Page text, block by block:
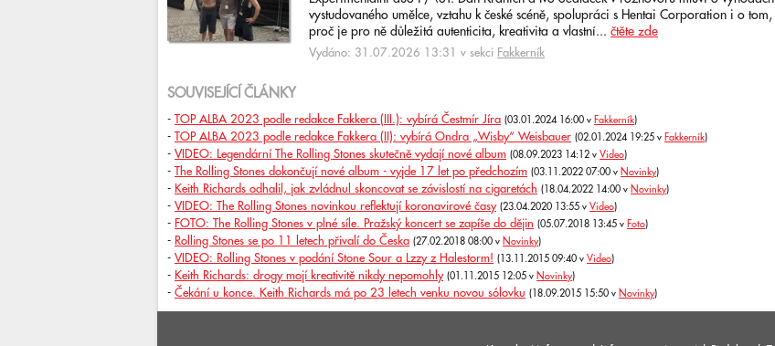
vystudovaného umělce, vztahu k české scéně, spolupráci s Hentai Corporation i o tom,
proč je pro ně důležitá autenticita, kreativita a vlastní... čtěte zde
Vydáno: 31.07.2026 13:31 v sekci Fakkerník
SOUVISEJÍCÍ ČLÁNKY
- TOP ALBA 2023 podle redakce Fakkera (III.): vybírá Čestmír Jíra (03.01.2024 16:00 v Fakkerník)
- TOP ALBA 2023 podle redakce Fakkera (II): vybírá Ondra „Wisby“ Weisbauer (02.01.2024 19:25 v Fakkerník)
- VIDEO: Legendární The Rolling Stones skutečně vydají nové album (08.09.2023 14:12 v Video)
- The Rolling Stones dokončují nové album - vyjde 17 let po předchozím (03.11.2022 07:00 v Novinky)
- Keith Richards odhalil, jak zvládnul skoncovat se závislostí na cigaretách (18.04.2022 14:00 v Novinky)
- VIDEO: The Rolling Stones novinkou reflektují koronavirové časy (23.04.2020 13:55 v Video)
- FOTO: The Rolling Stones v plné síle. Pražský koncert se zapíše do dějin (05.07.2018 13:45 v Foto)
- Rolling Stones se po 11 letech přivalí do Česka (27.02.2018 08:00 v Novinky)
- VIDEO: Rolling Stones v podání Stone Sour a Lzzy z Halestorm! (13.11.2015 09:40 v Video)
- Keith Richards: drogy mojí kreativitě nikdy nepomohly (01.11.2015 12:05 v Novinky)
- Čekání u konce. Keith Richards má po 23 letech venku novou sólovku (18.09.2015 15:50 v Novinky)